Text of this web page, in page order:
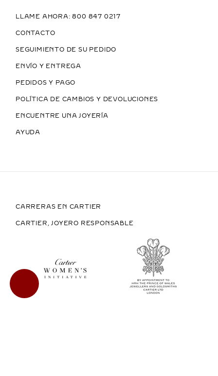
LLAME AHORA: 800 847 0217
CONTACTO
SEGUIMIENTO DE SU PEDIDO
ENVÍO Y ENTREGA
PEDIDOS Y PAGO
POLÍTICA DE CAMBIOS Y DEVOLUCIONES
ENCUENTRE UNA JOYERÍA
AYUDA
CARRERAS EN CARTIER
CARTIER, JOYERO RESPONSABLE